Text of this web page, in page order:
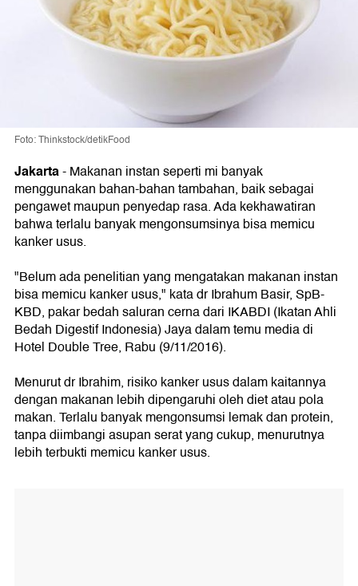
Foto: Thinkstock/detikFood
Jakarta- Makanan instan seperti mi banyak
menggunakan bahan-bahan tambahan, baik sebagai
pengawet maupun penyedap rasa. Ada kekhawatiran
bahwa terlalu banyak mengonsumsinya bisa memicu
kanker usus.
"Belum ada penelitian yang mengatakan makanan instan
bisa memicu kanker usus," kata dr Ibrahum Basir, SpB-
KBD, pakar bedah saluran cerna dari IKABDI (Ikatan Ahli
Bedah Digestif Indonesia) Jaya dalam temu media di
Hotel Double Tree, Rabu (9/11/2016).
Menurut dr Ibrahim, risiko kanker usus dalam kaitannya
dengan makanan lebih dipengaruhi oleh diet atau pola
makan. Terlalu banyak mengonsumsi lemak dan protein,
tanpa diimbangi asupan serat yang cukup, menurutnya
lebih terbukti memicu kanker usus.